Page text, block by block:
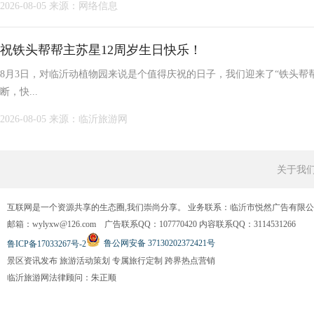
2026-08-05 来源：网络信息
祝铁头帮帮主苏星12周岁生日快乐！
8月3日，对临沂动植物园来说是个值得庆祝的日子，我们迎来了“铁头
断，快...
2026-08-05 来源：临沂旅游网
关于我
互联网是一个资源共享的生态圈,我们崇尚分享。 业务联系：临沂市悦然广告有限
邮箱：wylyxw@126.com 广告联系QQ：107770420 内容联系QQ：3114531266
鲁ICP备17033267号-2
鲁公网安备 37130202372421号
景区资讯发布 旅游活动策划 专属旅行定制 跨界热点营销
临沂旅游网法律顾问：朱正顺